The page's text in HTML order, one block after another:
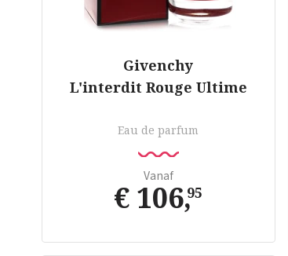
Givenchy
L'interdit Rouge Ultime
Eau de parfum
Vanaf
€ 106,95